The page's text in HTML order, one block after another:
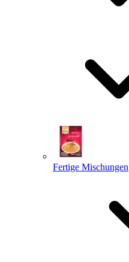
Fertige Mischungen